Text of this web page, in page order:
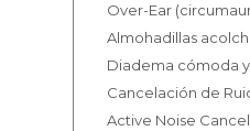
Over-Ear
Almohadillas
Diadema cómoda
Cancelación de
Active Noise